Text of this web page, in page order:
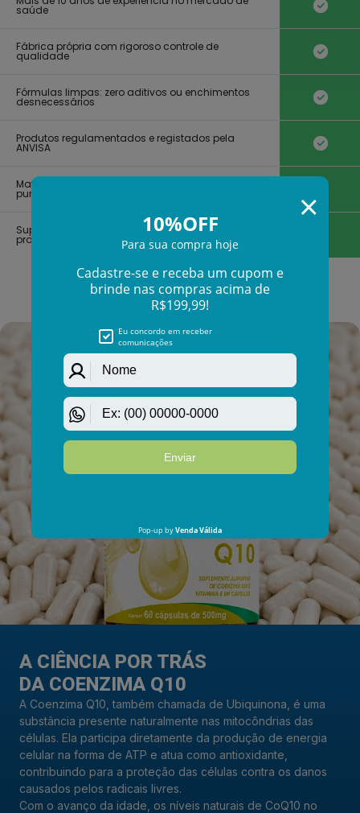
saúde
Fábrica própria com rigoroso controle de
qualidade
Fórmulas limpas: zero aditivos ou enchimentos
desnecessários
Produtos regulamentados e registados pela
ANVISA
Matérias-primas selecionadas de altíssima
pureza
Suporte e desenvolvimento guiado por
profissionais da saúde
A CIÊNCIA POR TRÁS
DA COENZIMA Q10
A Coenzima Q10, também chamada de Ubiquinona, é uma
substância presente naturalmente nas mitocôndrias das
células. Ela participa diretamente da produção de energia
celular na forma de ATP e atua como antioxidante,
contribuindo para a proteção das células contra os danos
causados pelos radicais livres.
Com o avanço da idade, os níveis naturais de CoQ10 no